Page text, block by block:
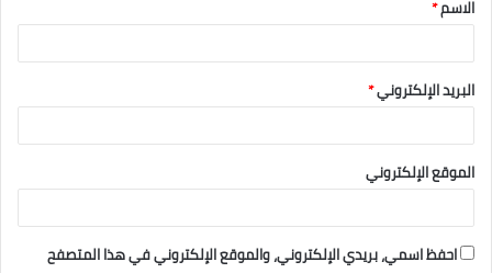
الاسم*
البريد الإلكتروني*
الموقع الإلكتروني
احفظ اسمي، بريدي الإلكتروني، والموقع الإلكتروني في هذا المتصفح